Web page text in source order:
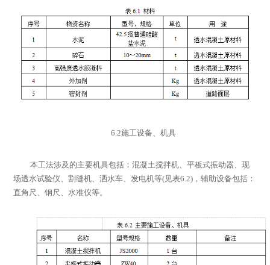
6.2施工设备、机具
本工法涉及的主要机具包括：混凝土搅拌机、平板式振动器、现
场透水试验仪、割缝机、洒水车、发电机等(见表6.2) ，辅助设备包括：
直角尺、钢尺、水准仪等。